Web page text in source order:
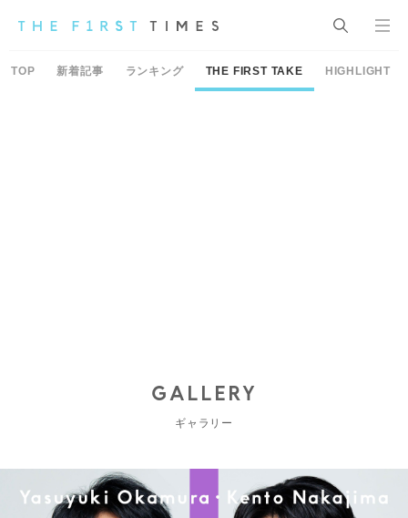
TOP 新着記事 ランキング THE FIRST TAKE HIGHLIGHT
GALLERY
ギャラリー